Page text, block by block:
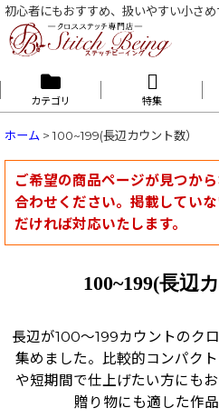
初心者にもおすすめ、扱いやすい小さ
カテゴリ 特集
ホーム > 100~199(長辺カウント数）
ご希望の商品ページが見つか
合わせください。掲載してい
だければ対応いたします。
100~199(長辺
長辺が100〜199カウントのク
集めました。比較的コンパク
や短期間で仕上げたい方にも
贈り物にも適した作品